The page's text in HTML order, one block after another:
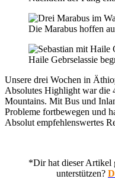
Die Marabus hoffen
Haile Gebrselassie
Unsere drei Wochen in
Absolutes Highlight war die
Mountains. Mit Bus und
Probleme fortbewegen und
Absolut empfehlenswertes
*Dir hat dieser Artikel
unterstützen?